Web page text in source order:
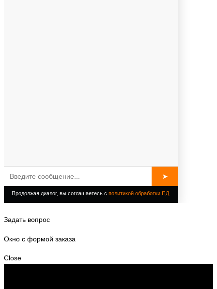
Задать вопрос
Окно с формой заказа
Close